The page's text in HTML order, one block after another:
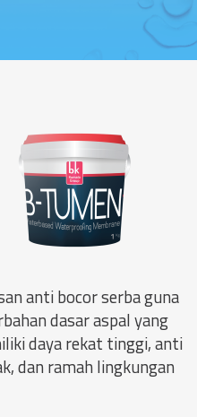
anti bocor serba guna
dasar aspal yang
daya rekat tinggi, anti
dan ramah lingkungan